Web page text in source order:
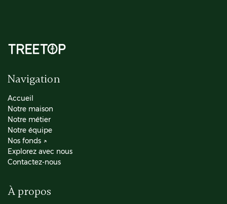
Navigation
Accueil
Notre maison
Notre métier
Notre équipe
Nos fonds ↗
Explorez avec nous
Contactez-nous
À propos